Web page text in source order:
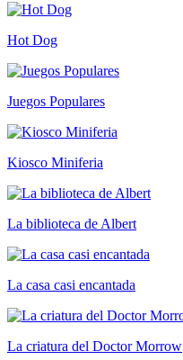
Hot Dog
Juegos Populares
Kiosco Miniferia
La biblioteca de Albert
La casa casi encantada
La criatura del Doctor Morrow